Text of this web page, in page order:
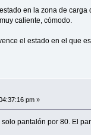
en la zona de
caliente, cómodo.
el estado en el que
pm »
pantalón por 80. El